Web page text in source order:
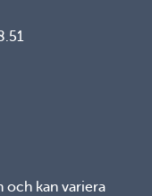
och kan variera